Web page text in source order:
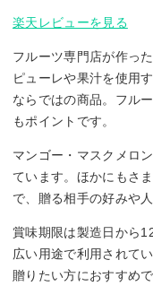
楽天レビューを見る
フルーツ専門店が作っ
ピューレや果汁を使用
ならではの商品。フル
もポイントです。
マンゴー・マスクメロ
ています。ほかにもさ
で、贈る相手の好みや
賞味期限は製造日から
広い用途で利用されて
贈りたい方におすすめで